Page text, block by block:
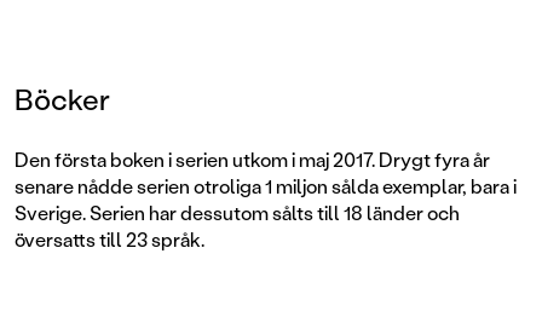
Böcker
Den första boken i serien utkom i maj 2017. Drygt fyra år
senare nådde serien otroliga 1 miljon sålda exemplar, bara i
Sverige. Serien har dessutom sålts till 18 länder och
översatts till 23 språk.